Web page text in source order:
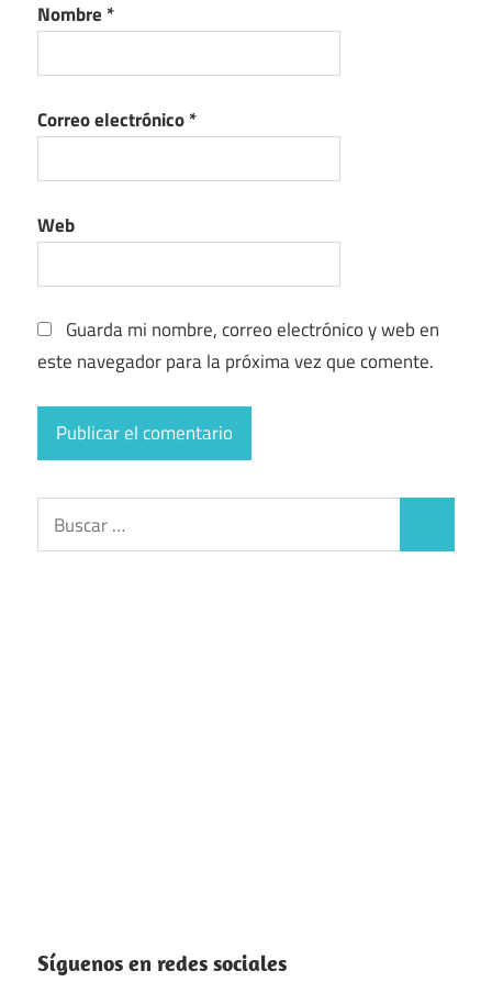
Nombre *
Correo electrónico*
Web
Guarda mi nombre, correo electrónico y web en
este navegador para la próxima vez que comente.
Buscar:
Síguenos en redes sociales